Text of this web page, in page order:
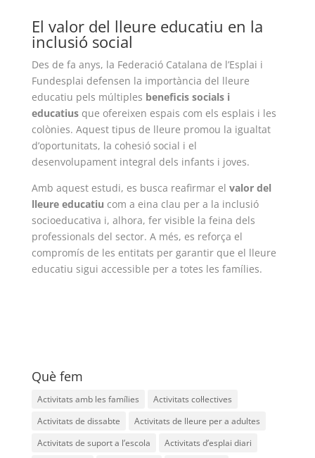
El valor del lleure educatiu en la
inclusió social
Des de fa anys, la Federació Catalana de l’Esplai i
Fundesplai defensen la importància del lleure
educatiu pels múltiples beneficis socials i
educatiusque ofereixen espais com els esplais i les
colònies. Aquest tipus de lleure promou la igualtat
d’oportunitats, la cohesió social i el
desenvolupament integral dels infants i joves.
Amb aquest estudi, es busca reafirmar el valor del
lleure educatiu com a eina clau per a la inclusió
socioeducativa i, alhora, fer visible la feina dels
professionals del sector. A més, es reforça el
compromís de les entitats per garantir que el lleure
educatiu sigui accessible per a totes les famílies.
Què fem
Activitats amb les famílies
Activitats col·lectives
Activitats de dissabte
Activitats de lleure per a adultes
Activitats de suport a l’escola
Activitats d’esplai diari